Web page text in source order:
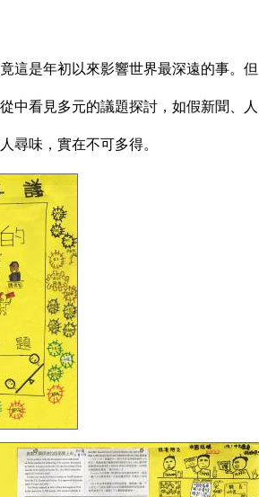
這是年初以來影響世界最深遠的事。但
中看見多元的議題探討，如假新聞、人
尋味，實在不可多得。